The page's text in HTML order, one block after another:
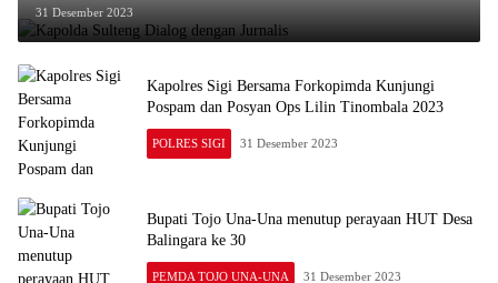
31 Desember 2023
Kapolres Sigi Bersama Forkopimda Kunjungi
Pospam dan Posyan Ops Lilin Tinombala 2023
POLRES SIGI 31 Desember 2023
Bupati Tojo Una-Una menutup perayaan HUT Desa
Balingara ke 30
PEMDA TOJO UNA-UNA 31 Desember 2023